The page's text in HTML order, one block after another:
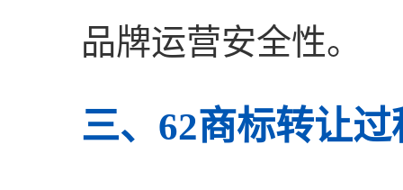
品牌运营安全性。
三、62商标转让